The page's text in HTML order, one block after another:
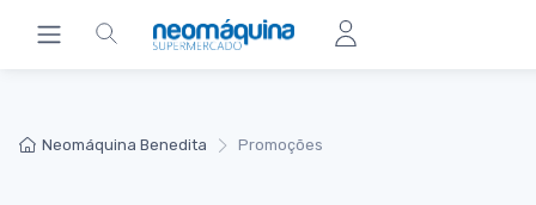
Neomáquina Benedita Promoções